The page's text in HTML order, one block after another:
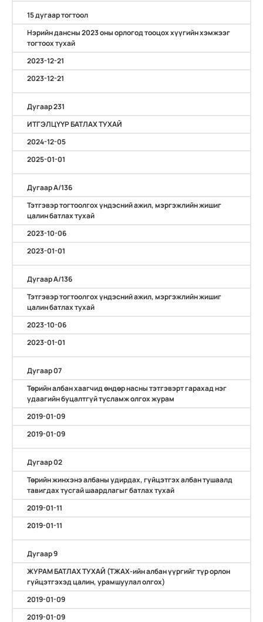
15 дугаар тогтоол
Нэрийн дансны 2023 оны орлогод тооцох хүүгийн хэмжээг
тогтоох тухай
2023-12-21
2023-12-21
Дугаар 231
ИТГЭЛЦҮҮР БАТЛАХ ТУХАЙ
2024-12-05
2025-01-01
Дугаар А/136
Тэтгэвэр тогтоолгох үндэсний ажил, мэргэжлийн жишиг
цалин батлах тухай
2023-10-06
2023-01-01
Дугаар А/136
Тэтгэвэр тогтоолгох үндэсний ажил, мэргэжлийн жишиг
цалин батлах тухай
2023-10-06
2023-01-01
Дугаар 07
Төрийн албан хаагчид өндөр насны тэтгэвэрт гарахад нэг
удаагийн буцалтгүй тусламж олгох журам
2019-01-09
2019-01-09
Дугаар 02
Төрийн жинхэнэ албаны удирдах, гүйцэтгэх албан тушаалд
тавигдах тусгай шаардлагыг батлах тухай
2019-01-11
2019-01-11
Дугаар 9
ЖУРАМ БАТЛАХ ТУХАЙ (ТЖАХ-ийн албан үүргийг түр орлон
гүйцэтгэхэд цалин, урамшуулал олгох)
2019-01-09
2019-01-09